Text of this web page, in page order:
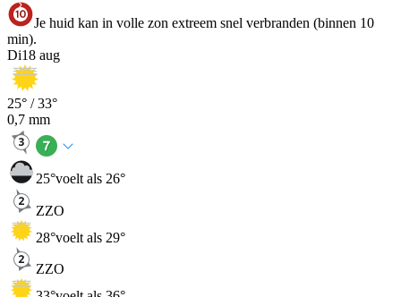
Je huid kan in volle zon extreem snel verbranden (binnen 10
min).
Di18 aug
25° /33°
0,7 mm
25°voelt als 26°
ZZO
28°voelt als 29°
ZZO